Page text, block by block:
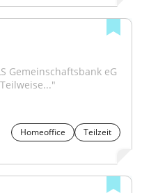
Gemeinschaftsbank eG
Homeoffice
Teilzeit